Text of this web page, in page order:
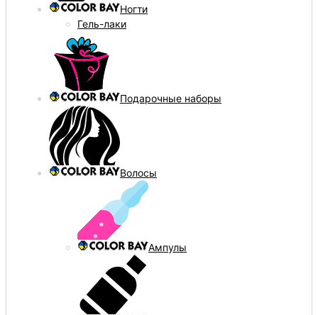
Ногти
Гель-лаки
Подарочные наборы
Волосы
Ампулы